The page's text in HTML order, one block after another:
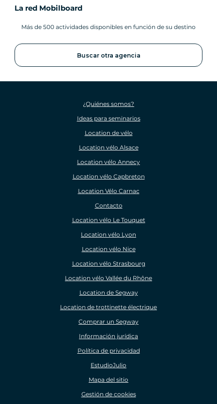
La red Mobilboard
Más de 500 actividades disponibles en función de su destino
Buscar otra agencia
¿Quiénes somos?
Ideas para seminarios
Location de vélo
Location vélo Alsace
Location vélo Annecy
Location vélo Capbreton
Location Vélo Carnac
Contacto
Location vélo Le Touquet
Location vélo Lyon
Location vélo Nice
Location vélo Strasbourg
Location vélo Vallée du Rhône
Location de Segway
Location de trottinette électrique
Comprar un Segway
Información jurídica
Política de privacidad
EstudioJulio
Mapa del sitio
Gestión de cookies